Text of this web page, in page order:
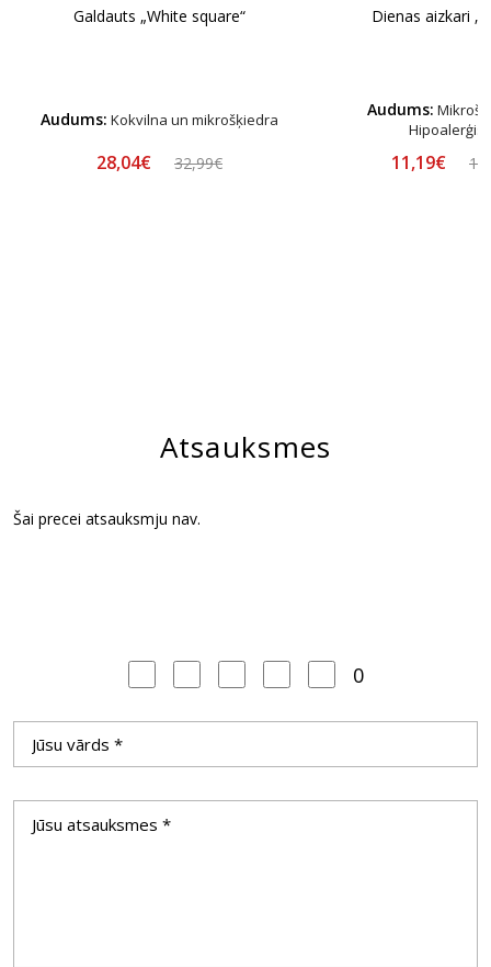
Galdauts „White square“
Audums: Kokvilna un mikrošķiedra
28,04€ 32,99€
Dienas aizkari
Audums:
11,19€
Atsauksmes
Šai precei atsauksmju nav.
0